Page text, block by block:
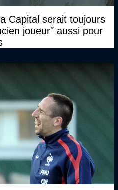
Capital serait toujours
joueur" aussi pour